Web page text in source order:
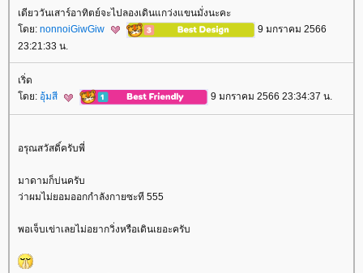
เดียววันเสาร์อาทิตย์จะไปลองเดินแกว่งแขนมั่งนะคะ
ดย: nonnoiGiwGiw
9 มกราคม 2566
23:21:33 น.
เริ่ด
ดย: อุ้มสี 9 มกราคม 2566 23:34:37 น.
อรุณสวัสดิ์ครับพี่
มาดามก็บ่นครับ
ว่าผมไม่ยอมออกกำลังกายซะที 555
พอเจ็บเข่าเลยไม่อยากวิ่งหรือเดินเยอะครับ